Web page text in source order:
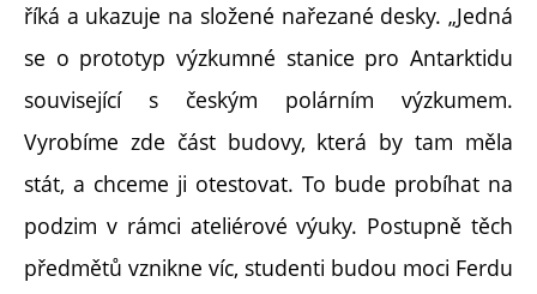
říká a ukazuje na složené nařezané desky. „Jedná
se o prototyp výzkumné stanice pro Antarktidu
související s českým polárním výzkumem.
Vyrobíme zde část budovy, která by tam měla
stát, a chceme ji otestovat. To bude probíhat na
podzim v rámci ateliérové výuky. Postupně těch
předmětů vznikne víc, studenti budou moci Ferdu